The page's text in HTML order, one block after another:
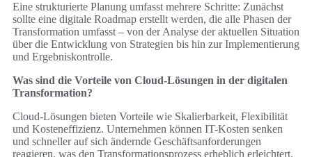
Eine strukturierte Planung umfasst mehrere Schritte: Zunächst
sollte eine digitale Roadmap erstellt werden, die alle Phasen der
Transformation umfasst – von der Analyse der aktuellen Situation
über die Entwicklung von Strategien bis hin zur Implementierung
und Ergebniskontrolle.
Was sind die Vorteile von Cloud-Lösungen in der digitalen
Transformation?
Cloud-Lösungen bieten Vorteile wie Skalierbarkeit, Flexibilität
und Kosteneffizienz. Unternehmen können IT-Kosten senken
und schneller auf sich ändernde Geschäftsanforderungen
reagieren, was den Transformationsprozess erheblich erleichtert.